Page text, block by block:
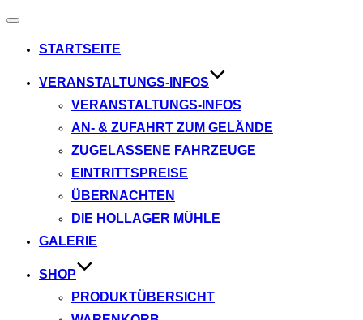
Navigation
STARTSEITE
VERANSTALTUNGS-INFOS
VERANSTALTUNGS-INFOS
AN- & ZUFAHRT ZUM GELÄNDE
ZUGELASSENE FAHRZEUGE
EINTRITTSPREISE
ÜBERNACHTEN
DIE HOLLAGER MÜHLE
GALERIE
SHOP
PRODUKTÜBERSICHT